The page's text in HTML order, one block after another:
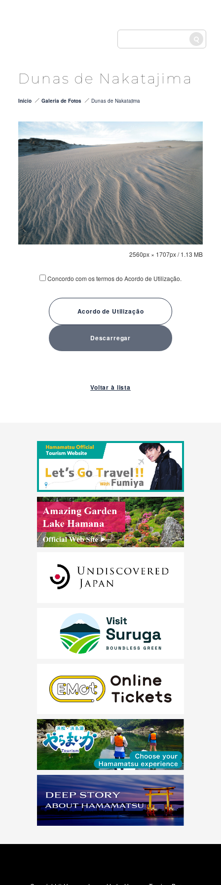
Dunas de Nakatajima
Início Galeria de Fotos Dunas de Nakatajima
2560px × 1707px/ 1.13 MB
Concordo com os termos do Acordo de Utilização.
Acordo de Utilização
Descarregar
Voltar à lista